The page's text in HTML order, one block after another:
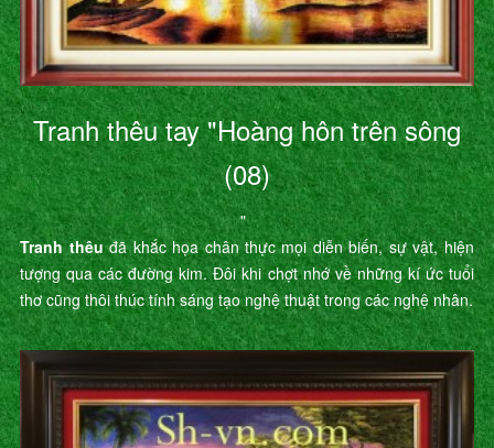
Tranh thêu tay "Hoàng hôn trên sông
(08)
"
Tranh thêuđã khắc họa chân thực mọi diễn biến, sự vật, hiện
tượng qua các đường kim. Đôi khi chợt nhớ về những kí ức tuổi
thơ cũng thôi thúc tính sáng tạo nghệ thuật trong các nghệ nhân.